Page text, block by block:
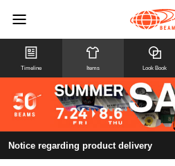
Timeline Items Look Book
Notice regarding product delivery